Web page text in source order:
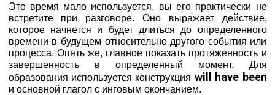
Это время мало используется, вы его практически не
встретите при разговоре. Оно выражает действие,
которое начнется и будет длиться до определенного
времени в будущем относительно другого события или
процесса. Опять же, главное показать протяженность и
завершенность в определенный момент. Для
образования используется конструкция will have been
и основной глагол с инговым окончанием.